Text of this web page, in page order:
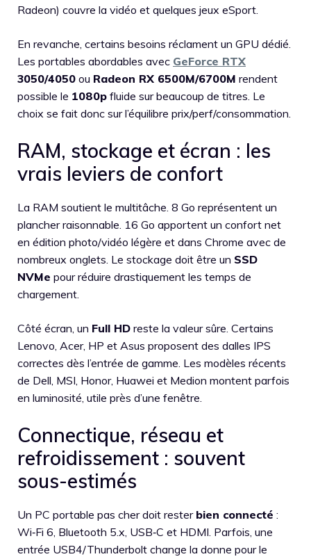
Radeon) couvre la vidéo et quelques jeux eSport.
En revanche, certains besoins réclament un GPU dédié.
Les portables abordables avec GeForce RTX
3050/4050 ou Radeon RX 6500M/6700M rendent
possible le 1080p fluide sur beaucoup de titres. Le
choix se fait donc sur l’équilibre prix/perf/consommation.
RAM, stockage et écran : les
vrais leviers de confort
La RAM soutient le multitâche. 8 Go représentent un
plancher raisonnable. 16 Go apportent un confort net
en édition photo/vidéo légère et dans Chrome avec de
nombreux onglets. Le stockage doit être un SSD
NVMe pour réduire drastiquement les temps de
chargement.
Côté écran, un Full HD reste la valeur sûre. Certains
Lenovo, Acer, HP et Asus proposent des dalles IPS
correctes dès l’entrée de gamme. Les modèles récents
de Dell, MSI, Honor, Huawei et Medion montent parfois
en luminosité, utile près d’une fenêtre.
Connectique, réseau et
refroidissement : souvent
sous-estimés
Un PC portable pas cher doit rester bien connecté :
Wi‑Fi 6, Bluetooth 5.x, USB‑C et HDMI. Parfois, une
entrée USB4/Thunderbolt change la donne pour le